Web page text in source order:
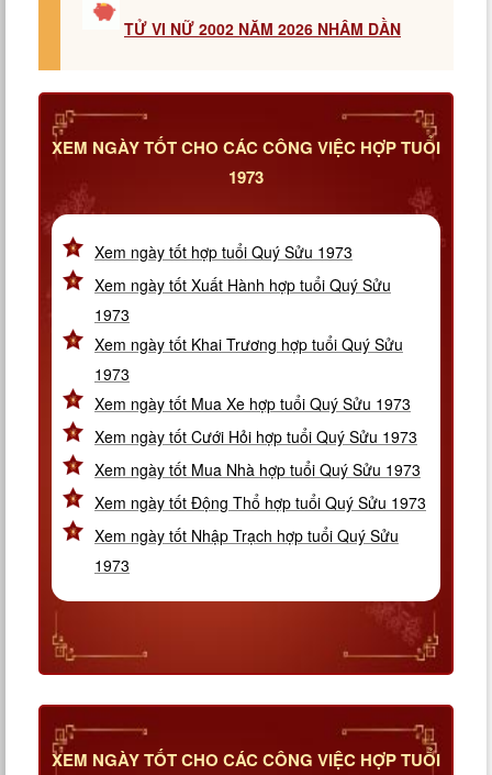
TỬ VI NỮ 2002 NĂM 2026 NHÂM DẦN
XEM NGÀY TỐT CHO CÁC CÔNG VIỆC HỢP TUỔI
1973
Xem ngày tốt hợp tuổi Quý Sửu 1973
Xem ngày tốt Xuất Hành hợp tuổi Quý Sửu
1973
Xem ngày tốt Khai Trương hợp tuổi Quý Sửu
1973
Xem ngày tốt Mua Xe hợp tuổi Quý Sửu 1973
Xem ngày tốt Cưới Hỏi hợp tuổi Quý Sửu 1973
Xem ngày tốt Mua Nhà hợp tuổi Quý Sửu 1973
Xem ngày tốt Động Thổ hợp tuổi Quý Sửu 1973
Xem ngày tốt Nhập Trạch hợp tuổi Quý Sửu
1973
XEM NGÀY TỐT CHO CÁC CÔNG VIỆC HỢP TUỔI